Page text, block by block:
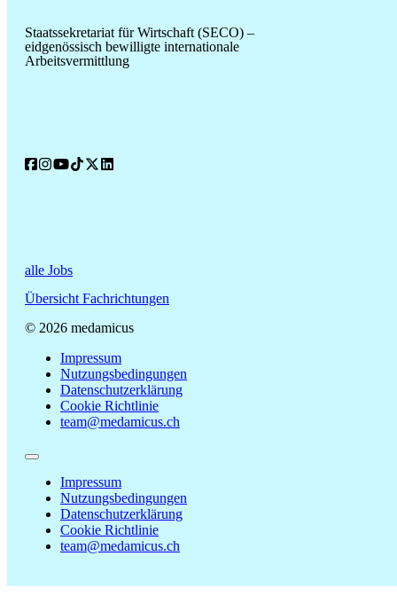
Staatssekretariat für Wirtschaft (SECO) –
eidgenössisch bewilligte internationale
Arbeitsvermittlung
alle Jobs
Übersicht Fachrichtungen
© 2026 medamicus
Impressum
Nutzungsbedingungen
Datenschutzerklärung
Cookie Richtlinie
team@medamicus.ch
Impressum
Nutzungsbedingungen
Datenschutzerklärung
Cookie Richtlinie
team@medamicus.ch